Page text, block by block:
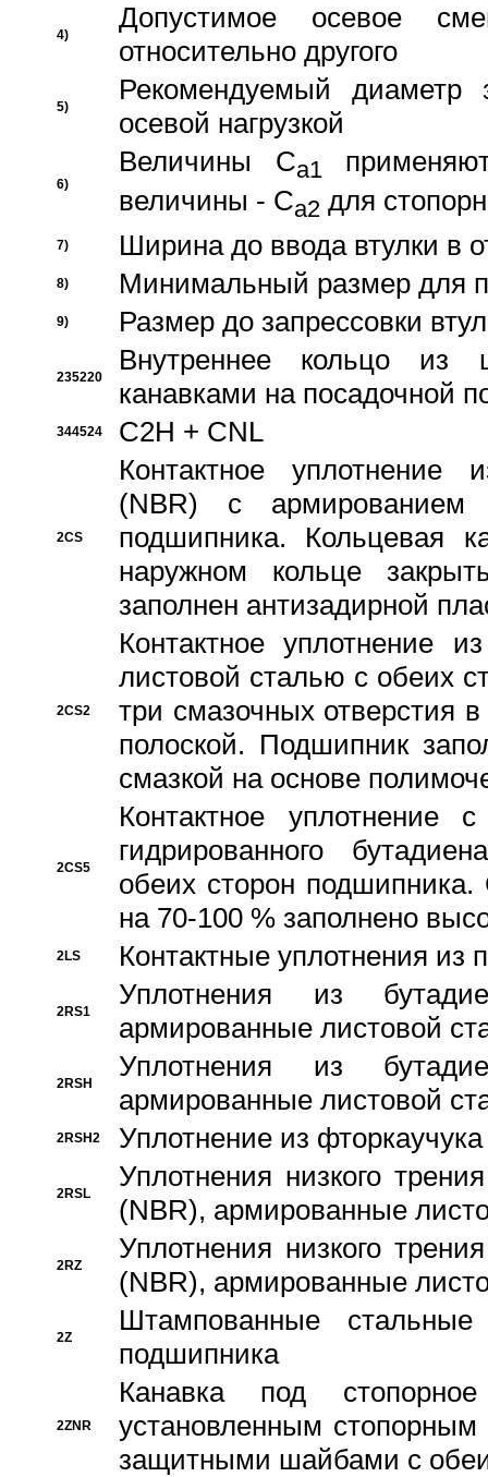
4)
Допустимое осевое
относительно другого
5)
Рекомендуемый диаметр
осевой нагрузкой
6)
Величины Ca1
величины - Ca2 для
7) Ширина до ввода втулки в
8) Минимальный размер для
9) Размер до запрессовки
235220
Внутреннее кольцо из
канавками на посадочной
344524 C2H + CNL
2CS
Контактное уплотнение
(NBR) с
подшипника. Кольцевая
наружном кольце
заполнен антизадирной
2CS2
Контактное уплотнение
листовой сталью с обеих
три смазочных отверстия
полоской. Подшипник
смазкой на основе
2CS5
Контактное уплотнение
гидрированного
обеих сторон
на 70-100 % заполнено
2LS Контактные уплотнения из
2RS1
Уплотнения из
армированные листовой
2RSH
Уплотнения из
армированные листовой
2RSH2 Уплотнение из
2RSL
Уплотнения низкого
(NBR), армированные
2RZ
Уплотнения низкого
(NBR), армированные
2Z
Штампованные
подшипника
2ZNR
Канавка под
установленным
защитными шайбами с